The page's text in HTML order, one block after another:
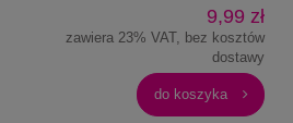
9,99 zł
zawiera 23% VAT, bez kosztów
dostawy
do koszyka